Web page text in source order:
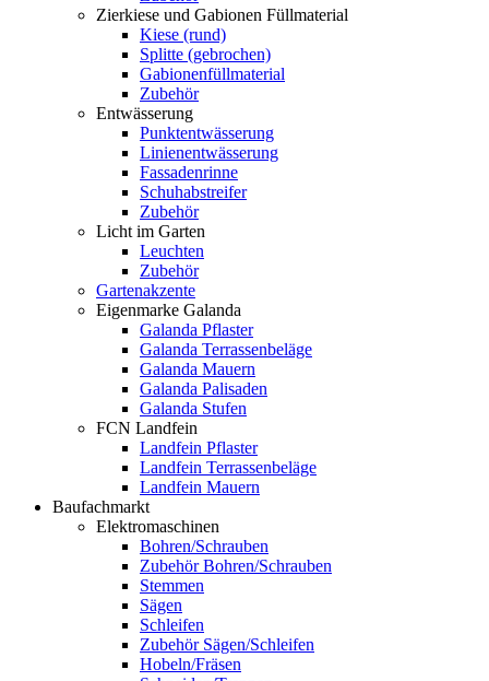
Zierkiese und Gabionen Füllmaterial
Kiese (rund)
Splitte (gebrochen)
Gabionenfüllmaterial
Zubehör
Entwässerung
Punktentwässerung
Linienentwässerung
Fassadenrinne
Schuhabstreifer
Zubehör
Licht im Garten
Leuchten
Zubehör
Gartenakzente
Eigenmarke Galanda
Galanda Pflaster
Galanda Terrassenbeläge
Galanda Mauern
Galanda Palisaden
Galanda Stufen
FCN Landfein
Landfein Pflaster
Landfein Terrassenbeläge
Landfein Mauern
Baufachmarkt
Elektromaschinen
Bohren/Schrauben
Zubehör Bohren/Schrauben
Stemmen
Sägen
Schleifen
Zubehör Sägen/Schleifen
Hobeln/Fräsen